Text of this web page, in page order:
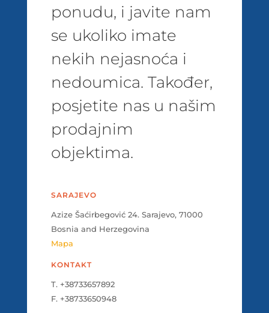
ponudu, i javite nam
se ukoliko imate
nekih nejasnoća i
nedoumica. Također,
posjetite nas u našim
prodajnim
objektima.
SARAJEVO
Azize Šaćirbegović 24. Sarajevo, 71000
Bosnia and Herzegovina
Mapa
KONTAKT
T. +38733657892
F. +38733650948